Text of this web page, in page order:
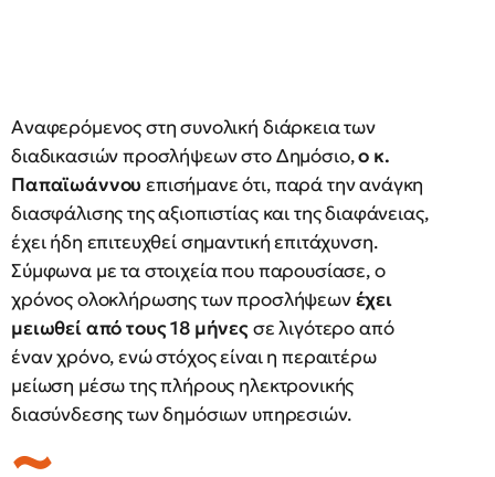
Αναφερόμενος στη συνολική διάρκεια των
διαδικασιών προσλήψεων στο Δημόσιο,ο κ.
Παπαϊωάννου επισήμανε ότι, παρά την ανάγκη
διασφάλισης της αξιοπιστίας και της διαφάνειας,
έχει ήδη επιτευχθεί σημαντική επιτάχυνση.
Σύμφωνα με τα στοιχεία που παρουσίασε, ο
χρόνος ολοκλήρωσης των προσλήψεωνέχει
μειωθεί από τους 18 μήνεςσε λιγότερο από
έναν χρόνο, ενώ στόχος είναι η περαιτέρω
μείωση μέσω της πλήρους ηλεκτρονικής
διασύνδεσης των δημόσιων υπηρεσιών.